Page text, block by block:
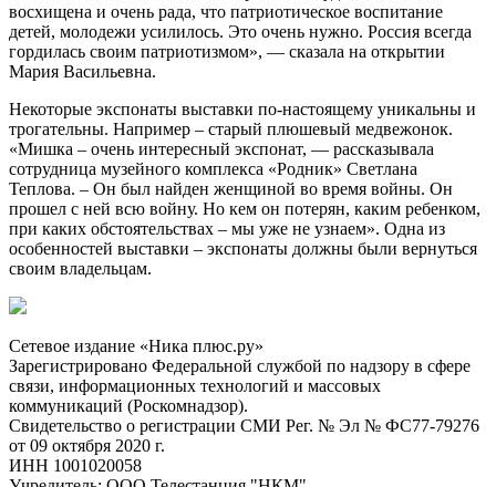
восхищена и очень рада, что патриотическое воспитание
детей, молодежи усилилось. Это очень нужно. Россия всегда
гордилась своим патриотизмом», — сказала на открытии
Мария Васильевна.
Некоторые экспонаты выставки по-настоящему уникальны и
трогательны. Например – старый плюшевый медвежонок.
«Мишка – очень интересный экспонат, — рассказывала
сотрудница музейного комплекса «Родник» Светлана
Теплова. – Он был найден женщиной во время войны. Он
прошел с ней всю войну. Но кем он потерян, каким ребенком,
при каких обстоятельствах – мы уже не узнаем». Одна из
особенностей выставки – экспонаты должны были вернуться
своим владельцам.
Сетевое издание «Ника плюс.ру»
Зарегистрировано Федеральной службой по надзору в сфере
связи, информационных технологий и массовых
коммуникаций (Роскомнадзор).
Свидетельство о регистрации СМИ Рег. № Эл № ФС77-79276
от 09 октября 2020 г.
ИНН 1001020058